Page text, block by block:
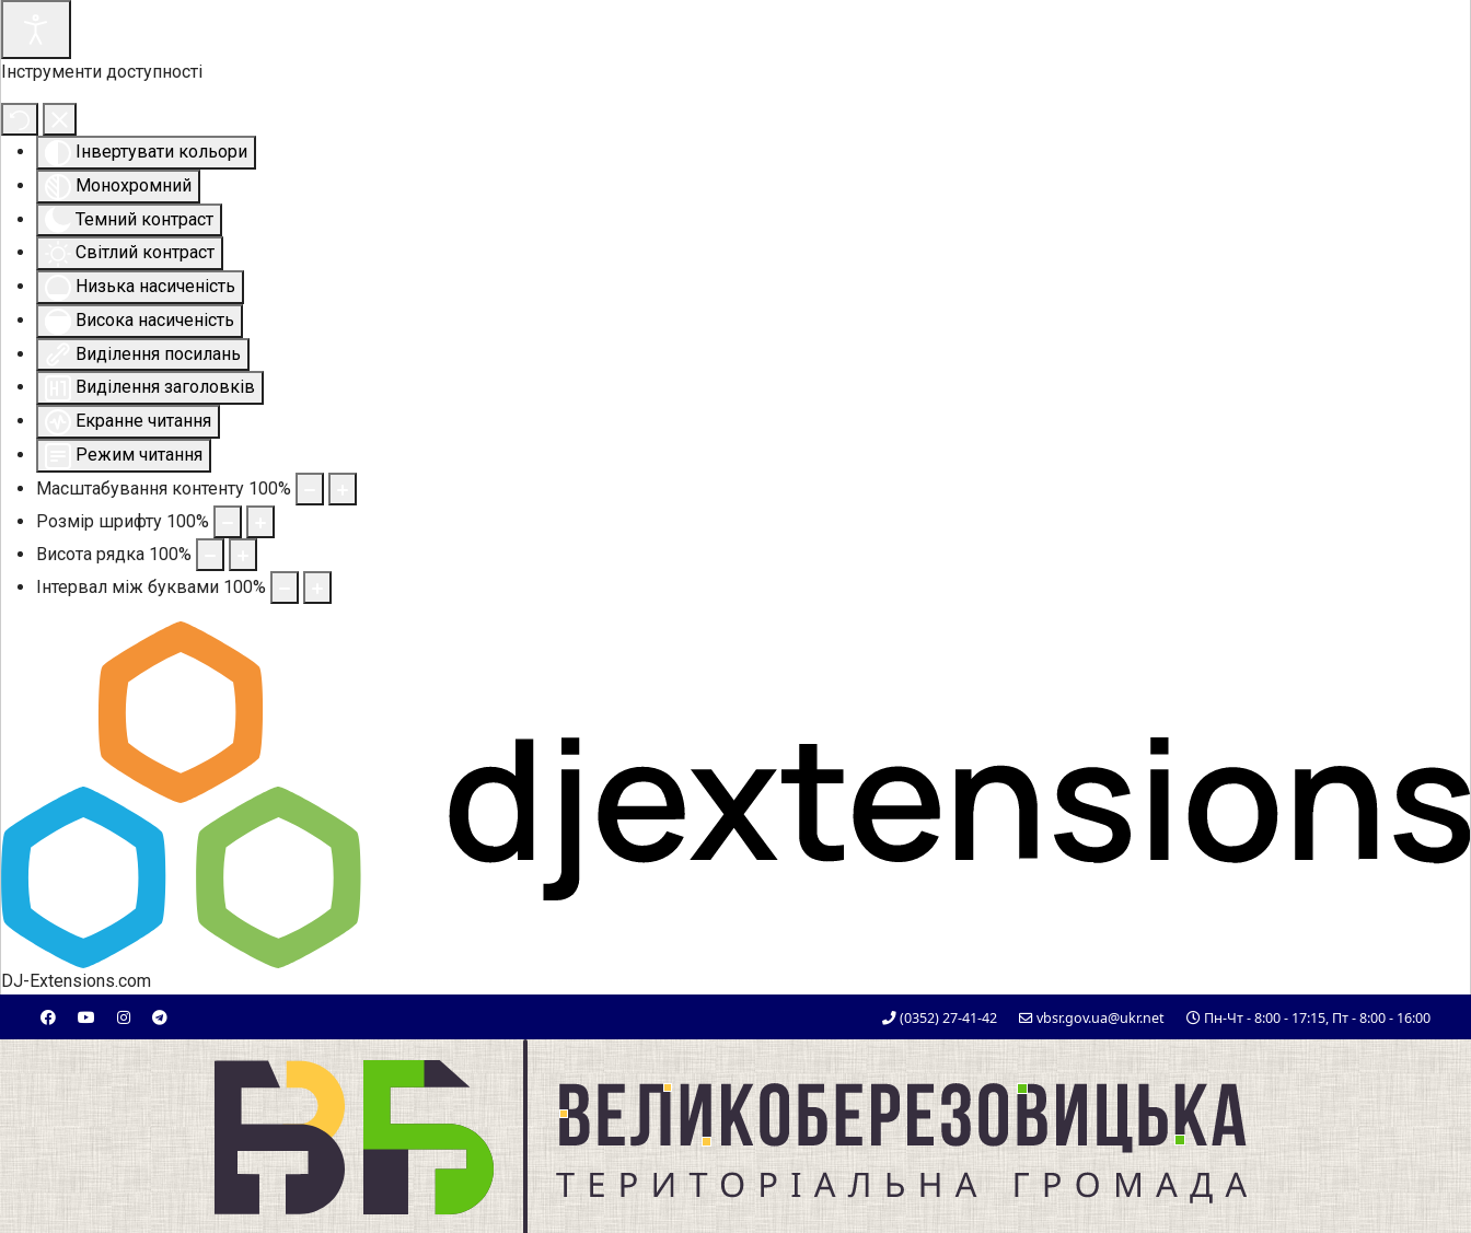
Інструменти доступності
Інвертувати кольори
Монохромний
Темний контраст
Світлий контраст
Низька насиченість
Висока насиченість
Виділення посилань
Виділення заголовків
Екранне читання
Режим читання
Масштабування контенту 100%
Розмір шрифту 100%
Висота рядка 100%
Інтервал між буквами 100%
DJ-Extensions.com
(0352) 27-41-42 vbsr.gov.ua@ukr.net Пн-Чт - 8:00 - 17:15, Пт - 8:00 - 16:00